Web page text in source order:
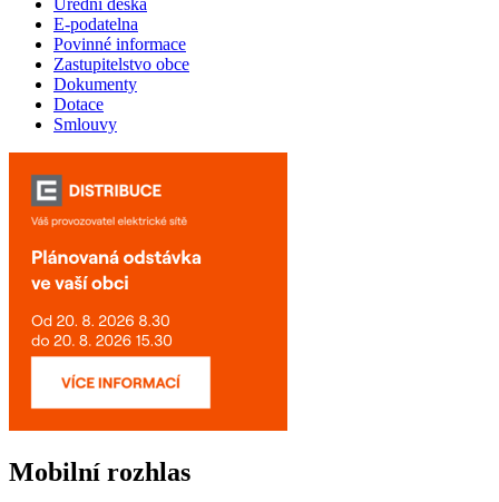
E-podatelna
Povinné informace
Zastupitelstvo obce
Dokumenty
Dotace
Smlouvy
Mobilní rozhlas